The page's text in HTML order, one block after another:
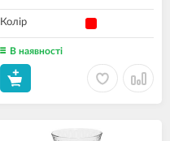
Колір
В наявності